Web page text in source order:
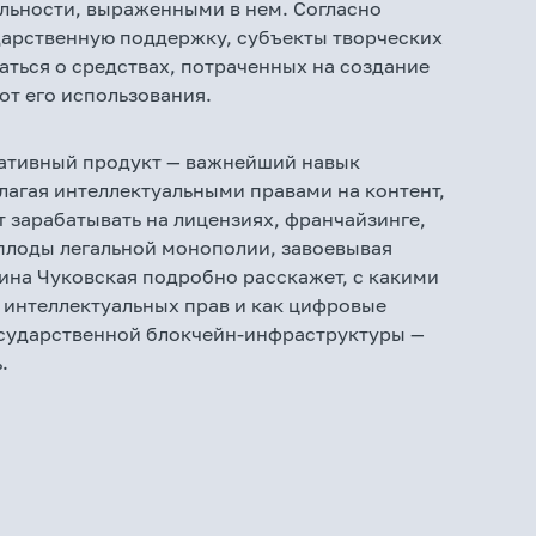
выраженными в нем. Согласно
поддержку, субъекты творческих
о средствах, потраченных на создание
его использования.
продукт — важнейший навык
интеллектуальными правами на контент,
на лицензиях, франчайзинге,
легальной монополии, завоевывая
Чуковская подробно расскажет, с какими
прав и как цифровые
блокчейн-инфраструктуры —